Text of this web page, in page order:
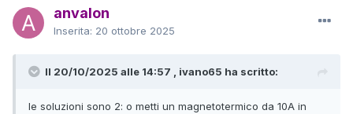
anvalon
Inserita: 20 ottobre 2025
Il 20/10/2025 alle 14:57 , ivano65 ha scritto:
le soluzioni sono 2: o metti un magnetotermico da 10A in